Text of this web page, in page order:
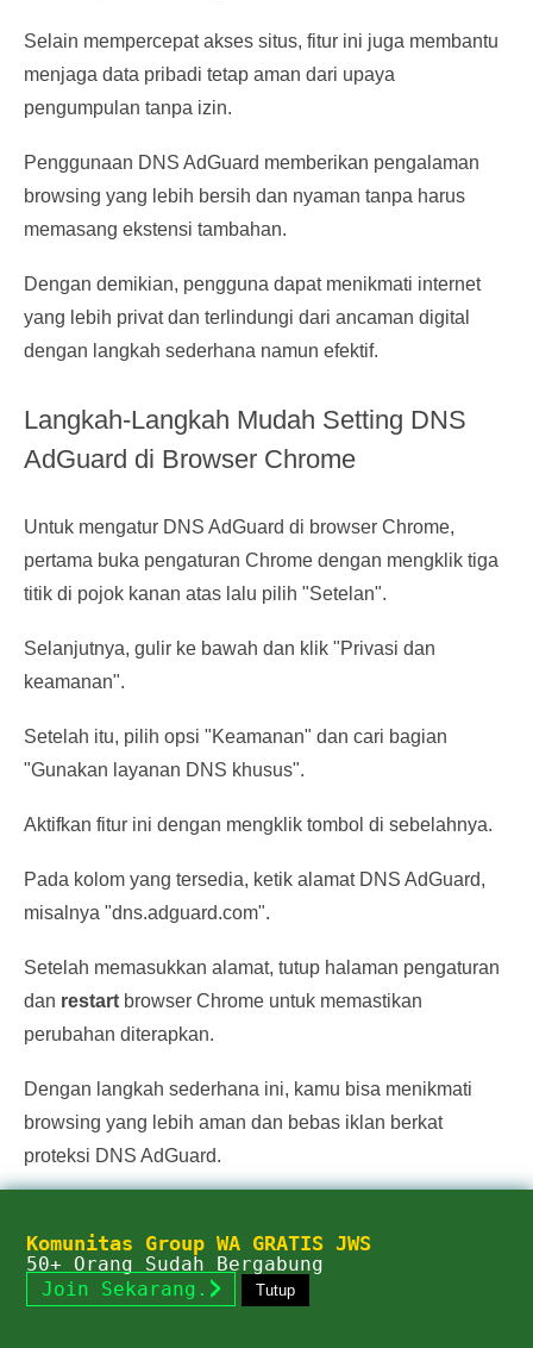
Selain mempercepat akses situs, fitur ini juga membantu
menjaga data pribadi tetap aman dari upaya
pengumpulan tanpa izin.
Penggunaan DNS AdGuard memberikan pengalaman
browsing yang lebih bersih dan nyaman tanpa harus
memasang ekstensi tambahan.
Dengan demikian, pengguna dapat menikmati internet
yang lebih privat dan terlindungi dari ancaman digital
dengan langkah sederhana namun efektif.
Langkah-Langkah Mudah Setting DNS
AdGuard di Browser Chrome
Untuk mengatur DNS AdGuard di browser Chrome,
pertama buka pengaturan Chrome dengan mengklik tiga
titik di pojok kanan atas lalu pilih "Setelan".
Selanjutnya, gulir ke bawah dan klik "Privasi dan
keamanan".
Setelah itu, pilih opsi "Keamanan" dan cari bagian
"Gunakan layanan DNS khusus".
Aktifkan fitur ini dengan mengklik tombol di sebelahnya.
Pada kolom yang tersedia, ketik alamat DNS AdGuard,
misalnya "dns.adguard.com".
Setelah memasukkan alamat, tutup halaman pengaturan
dan restart browser Chrome untuk memastikan
perubahan diterapkan.
Dengan langkah sederhana ini, kamu bisa menikmati
browsing yang lebih aman dan bebas iklan berkat
proteksi DNS AdGuard.
sudah berjalan dengan benar melalui situs pengecekan
DNS. Mudah dan cepat, bukan? Selamat mencoba!
Komunitas Group WA GRATIS JWS
50+ Orang Sudah Bergabung
Join Sekarang..
Tutup